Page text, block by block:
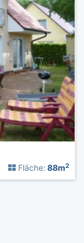
Fläche: 88m2